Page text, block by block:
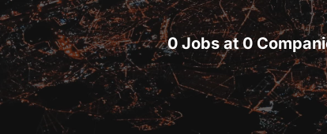
0 Jobs at 0